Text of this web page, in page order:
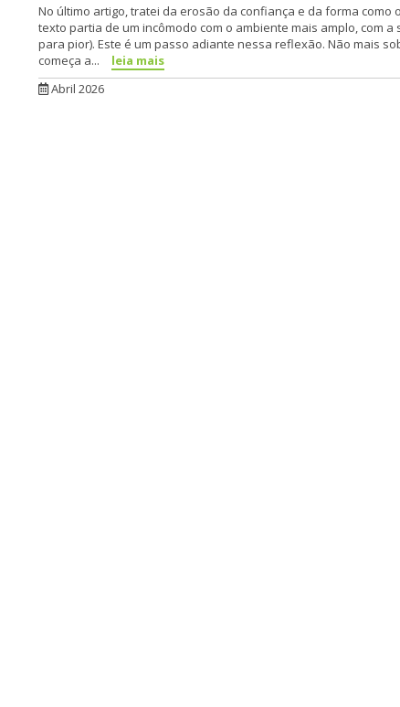
No último artigo, tratei da erosão da confiança e da forma
texto partia de um incômodo com o ambiente mais amplo, com
para pior). Este é um passo adiante nessa reflexão. Não mais
começa a...
leia mais
Abril 2026